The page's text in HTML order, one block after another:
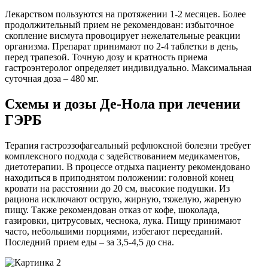
Лекарством пользуются на протяжении 1-2 месяцев. Более
продолжительный прием не рекомендован: избыточное
скопление висмута провоцирует нежелательные реакции
организма. Препарат принимают по 2-4 таблетки в день,
перед трапезой. Точную дозу и кратность приема
гастроэнтеролог определяет индивидуально. Максимальная
суточная доза – 480 мг.
Схемы и дозы Де-Нола при лечении
ГЭРБ
Терапия гастроэзофагеальный рефлюксной болезни требует
комплексного подхода с задействованием медикаментов,
диетотерапии. В процессе отдыха пациенту рекомендовано
находиться в приподнятом положении: головной конец
кровати на расстоянии до 20 см, высокие подушки. Из
рациона исключают острую, жирную, тяжелую, жареную
пищу. Также рекомендован отказ от кофе, шоколада,
газировки, цитрусовых, чеснока, лука. Пищу принимают
часто, небольшими порциями, избегают перееданий.
Последний прием еды – за 3,5-4,5 до сна.